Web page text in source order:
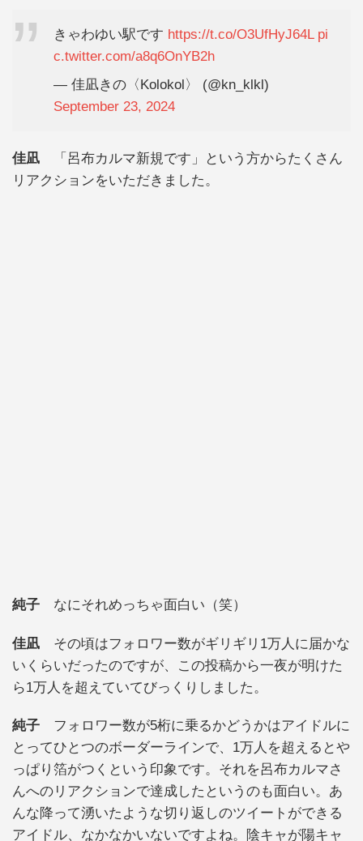
きゃわゆい駅です https://t.co/O3UfHyJ64L pi
c.twitter.com/a8q6OnYB2h
— 佳凪きの〈Kolokol〉 (@kn_klkl)
September 23, 2024
佳凪 「呂布カルマ新規です」という方からたくさん
リアクションをいただきました。
純子 なにそれめっちゃ面白い（笑）
佳凪 その頃はフォロワー数がギリギリ1万人に届かな
いくらいだったのですが、この投稿から一夜が明けた
ら1万人を超えていてびっくりしました。
純子 フォロワー数が5桁に乗るかどうかはアイドルに
とってひとつのボーダーラインで、1万人を超えるとや
っぱり箔がつくという印象です。それを呂布カルマさ
んへのリアクションで達成したというのも面白い。あ
んな降って湧いたような切り返しのツイートができる
アイドル、なかなかいないですよね。陰キャが陽キャ